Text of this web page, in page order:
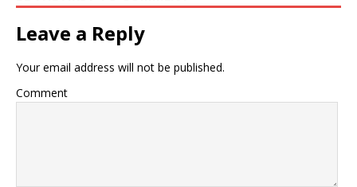
Leave a Reply
Your email address will not be published.
Comment